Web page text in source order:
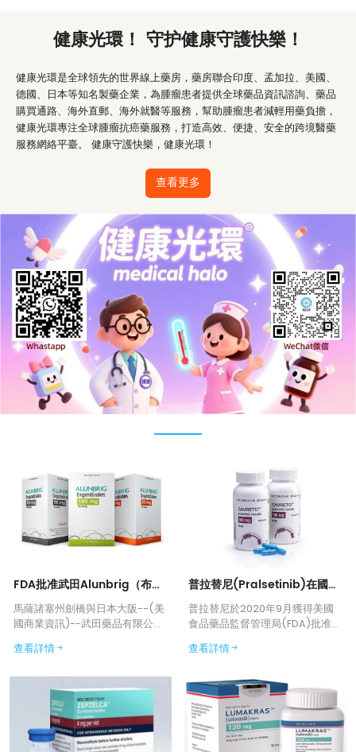
健康光環！ 守护健康守護快樂！
健康光環是全球領先的世界線上藥房，藥房聯合印度、孟加拉、美國、
德國、日本等知名製藥企業，為腫瘤患者提供全球藥品資訊諮詢、藥品
購買通路、海外直郵、海外就醫等服務，幫助腫瘤患者減輕用藥負擔，
健康光環專注全球腫瘤抗癌藥服務，打造高效、便捷、安全的跨境醫藥
服務網絡平臺。 健康守護快樂，健康光環！
查看更多
FDA批准武田Alunbrig（布格替尼）作為ALK陽性轉移性非小細胞肺癌一線治療新選擇
馬薩諸塞州劍橋與日本大阪--(美
國商業資訊)--武田藥品有限公司
理局已批准布格替尼用於經FDA批
人患者。
查看詳情
普拉替尼(Pralsetinib)在國內上市了嗎?
普拉替尼於2020年9月獲得美國
食品藥品監督管理局(FDA)批准上
加拿大、澳大利亞等多個國家和
市。
查看詳情